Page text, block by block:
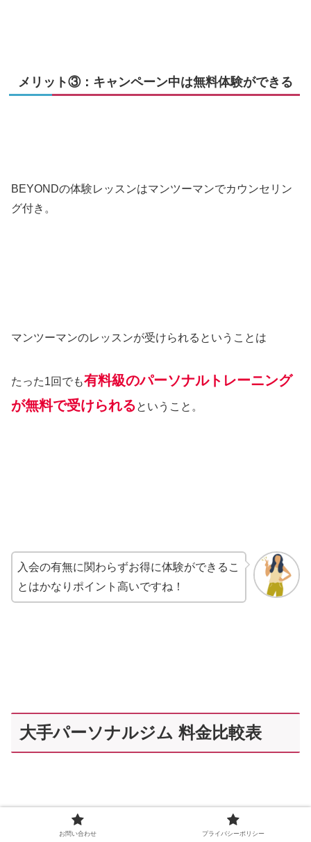
メリット③：キャンペーン中は無料体験ができる
BEYONDの体験レッスンはマンツーマンでカウンセリン
グ付き。
マンツーマンのレッスンが受けられるということは
たった1回でも有料級のパーソナルトレーニング
が無料で受けられるということ。
入会の有無に関わらずお得に体験ができるこ
とはかなりポイント高いですね！
大手パーソナルジム 料金比較表
お問い合わせ プライバシーポリシー